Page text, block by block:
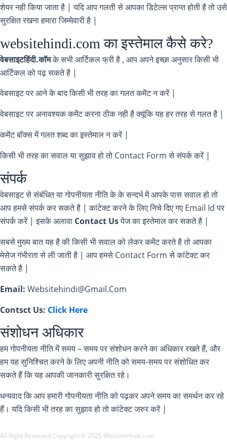
शेयर नही किया जाता है | यदि आप गलती से आपका डिटेल्स प्राप्त होती है तो उसे
सुरक्षित रखना हमारा जिम्मेवारी है |
websitehindi.com का इस्तेमाल कैसे करे?
वेबसाइटहिंदी.कॉमके सभी आर्टिकल फ्री है , आप अपने इच्छा अनुसार किसी भी
आर्टिकल को पढ़ सकते है |
वेबसाइट पर आने के बाद किसी भी तरह का गलत कमेंट न करें |
वेबसाइट पर अनावश्यक कमेंट करना ठीक नही है क्यूंकि यह हर तरह से गलत है |
कमेंट बॉक्स में गलत शब्द का इस्तेमाल न करें |
किसी भी तरह का सवाल या सुझाव हो तो Contact Form से संपर्क करें |
संपर्क
वेबसाइट से संबंधित या गोपनीयता नीति के के सन्दर्भ में आपके पास सवाल हो तो
आप हमसे संपर्क कर सकते है | कांटेक्ट करने के लिए निचे दिए गए Email Id पर
संपर्क करें | इसके अलावा Contact Usपेज का इस्तेमाल कर सकते है |
सबसे मुख्य बात यह है की किसी भी सवाल को लेकर कमेंट करते है तो आपका
मेसेज गंभीरता से ली जाती है | आप हमसे Contact Form से कांटेक्ट कर
सकते है |
Email: Websitehindi@Gmail.Com
Contsct Us: Click Here
संशोधन अधिकार
हम गोपनीयता नीति में समय – समय पर संशोधन करने का अधिकार रखते हैं, और
हम यह सुनिश्चित करने के लिए अपनी नीति को समय-समय पर संशोधित कर
सकते हैं कि यह आपकी जानकारी सुरक्षित रहे।
धन्यवाद कि आप हमारी गोपनीयता नीति को पढ़कर अपने समय का समर्थन कर रहे
हैं। यदि किसी भी तरह का सुझाव हो तो कांटेक्ट जरुर करें |
All Right Reserved Copyright © 2025 WebsiteHindi.com